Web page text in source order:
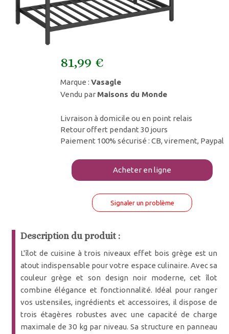
81,99 €
Marque : Vasagle
Vendu par Maisons du Monde
Livraison à domicile ou en point relais
Retour offert pendant 30 jours
Paiement 100% sécurisé : CB, virement, Paypal
Acheter en ligne
Signaler un problème
Description du produit :
L'îlot de cuisine à trois niveaux effet bois grège est un
atout indispensable pour votre espace culinaire. Avec sa
couleur grège et son design noir moderne, cet îlot
combine élégance et fonctionnalité. Idéal pour ranger
vos ustensiles, ingrédients et accessoires, il dispose de
trois étagères robustes avec une capacité de charge
maximale de 30 kg par niveau. Sa structure en panneau